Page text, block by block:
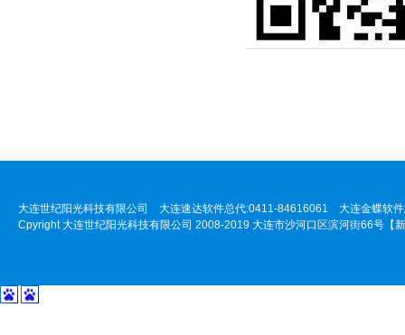
大连世纪阳光科技有限公司 大连速达软件总代:0411-84616061 大连金蝶软
Cpyright 大连世纪阳光科技有限公司 2008-2019 大连市沙河口区滨河街66号